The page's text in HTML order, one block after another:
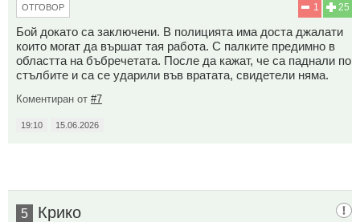
25
1
ОТГОВОР
Бой докато са заключени. В полицията има доста джалати
които могат да вършат тая работа. С палките предимно в
областта на бъбречетата. После да кажат, че са паднали по
стълбите и са се ударили във вратата, свидетели няма.
Коментиран от #7
19:10 15.06.2026
5 Крико